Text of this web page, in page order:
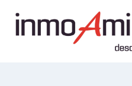
contenido